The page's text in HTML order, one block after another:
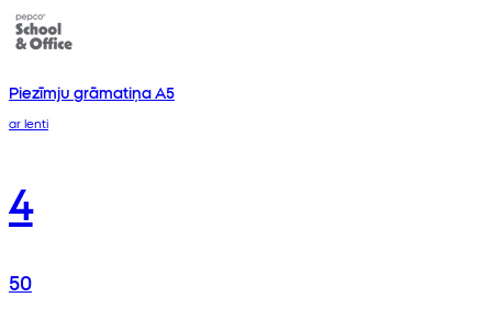
Piezīmju grāmatiņa A5
ar lenti
4
50